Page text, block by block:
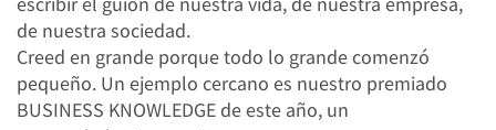
de nuestra sociedad.
Creed en grande porque todo lo grande comenzó
pequeño. Un ejemplo cercano es nuestro premiado
BUSINESS KNOWLEDGE de este año, un